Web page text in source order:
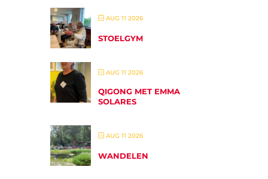
AUG 11 2026
STOELGYM
AUG 11 2026
QIGONG MET EMMA
SOLARES
AUG 11 2026
WANDELEN